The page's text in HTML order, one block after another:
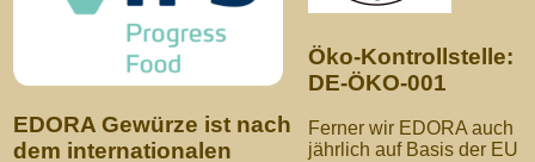
EDORA Gewürze ist nach
dem internationalen
Öko-Kontrollstelle:
DE-ÖKO-001
Ferner wir EDORA auch
jährlich auf Basis der EU